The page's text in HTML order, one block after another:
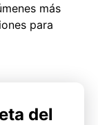
más
para
del